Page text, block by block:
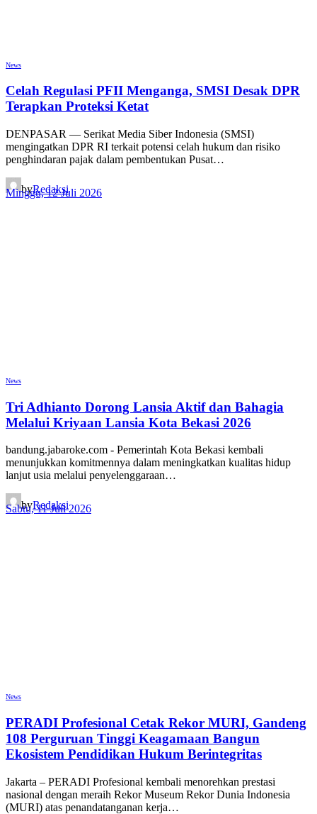
News
Celah Regulasi PFII Menganga, SMSI Desak DPR
Terapkan Proteksi Ketat
DENPASAR — Serikat Media Siber Indonesia (SMSI)
mengingatkan DPR RI terkait potensi celah hukum dan risiko
penghindaran pajak dalam pembentukan Pusat…
byRedaksi
Minggu, 12 Juli 2026
News
Tri Adhianto Dorong Lansia Aktif dan Bahagia
Melalui Kriyaan Lansia Kota Bekasi 2026
bandung.jabaroke.com - Pemerintah Kota Bekasi kembali
menunjukkan komitmennya dalam meningkatkan kualitas hidup
lanjut usia melalui penyelenggaraan…
byRedaksi
Sabtu, 11 Juli 2026
News
PERADI Profesional Cetak Rekor MURI, Gandeng
108 Perguruan Tinggi Keagamaan Bangun
Ekosistem Pendidikan Hukum Berintegritas
Jakarta – PERADI Profesional kembali menorehkan prestasi
nasional dengan meraih Rekor Museum Rekor Dunia Indonesia
(MURI) atas penandatanganan kerja…